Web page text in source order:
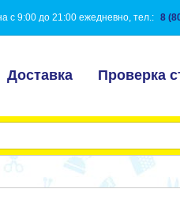
с 9:00 до 21:00 ежедневно, тел.: 8
Доставка Проверка